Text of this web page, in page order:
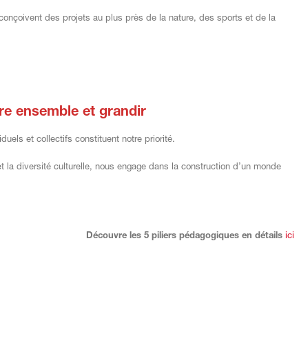
des projets au plus près de la nature, des sports et de la
ensemble et grandir
et collectifs constituent notre priorité.
diversité culturelle, nous engage dans la construction d’un monde
Découvre les 5 piliers pédagogiques en détails ici